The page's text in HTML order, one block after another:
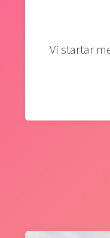
Vi startar